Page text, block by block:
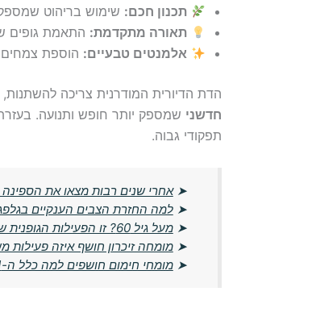
תכנון חכם: שימוש בריהוט
תאורה מתקדמת: התאמת גופים
אלמנטים טבעיים: הוספת צמחים
הדת הדיורית המודרנית צריכה להשתנות,
חדשני שמספק יותר חופש ותנועה.
תפקודי גבוה.
➤אחרי שנים רבות מצאו את
➤למה החזרת הצבים הענקיים
➤מעל גיל 60? זו הפעילות הגופנית שרופאי ספורט ממליצים עליה יותר מהליכה
➤מומחה זיכרון חושף איזה פעילות משפרת
➤מומחי חימום חושפים למה כלל ה-21 מעלות מיושן ומה הטמפרטורה החדשה שמומלצת